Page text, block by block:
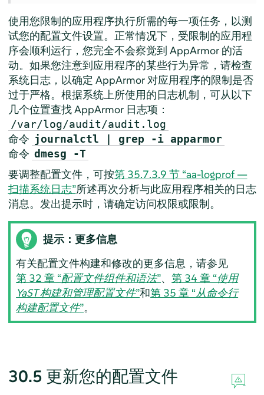
使用您限制的应用程序执行所需的每一项任务，以测
试您的配置文件设置。正常情况下，受限制的应用程
序会顺利运行，您完全不会察觉到 AppArmor的活
动。如果您注意到应用程序的某些行为异常，请检查
系统日志，以确定 AppArmor对应用程序的限制是否
过于严格。根据系统上所使用的日志机制，可从以下
几个位置查找AppArmor日志项：
/var/log/audit/audit.log
命令 journalctl | grep -i apparmor
命令 dmesg -T
要调整配置文件，可按第 35.7.3.9 节 “aa-logprof —
扫描系统日志”所述再次分析与此应用程序相关的日志
消息。发出提示时，请确定访问权限或限制。
提示：更多信息
有关配置文件构建和修改的更多信息，请参见
第 32 章 “配置文件组件和语法”、第 34 章 “使用
YaST 构建和管理配置文件”和第 35 章 “从命令行
构建配置文件”。
30.5 更新您的配置文件